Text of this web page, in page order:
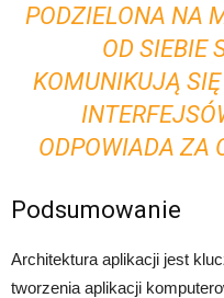
PODZIELONA NA
OD SIEBIE
KOMUNIKUJĄ
ODPOWIADA ZA
Podsumowanie
Architektura aplikacji jest
tworzenia aplikacji